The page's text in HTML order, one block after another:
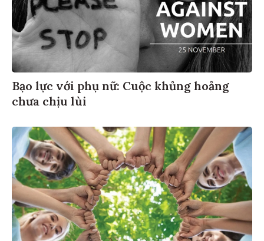
Bạo lực với phụ nữ: Cuộc khủng hoảng
chưa chịu lùi